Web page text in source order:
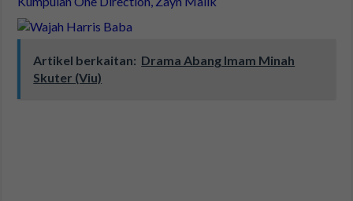
Artikel berkaitan: Drama Abang Imam Minah
Skuter (Viu)